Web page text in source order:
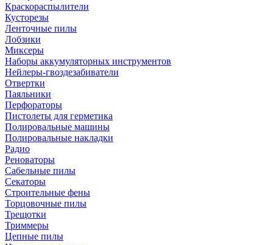
Краскораспылители
Кусторезы
Ленточные пилы
Лобзики
Миксеры
Наборы аккумуляторных инструментов
Нейлеры-гвоздезабиватели
Отвертки
Паяльники
Перфораторы
Пистолеты для герметика
Полировальные машины
Полировальные накладки
Радио
Реноваторы
Сабельные пилы
Секаторы
Строительные фены
Торцовочные пилы
Трещотки
Триммеры
Цепные пилы